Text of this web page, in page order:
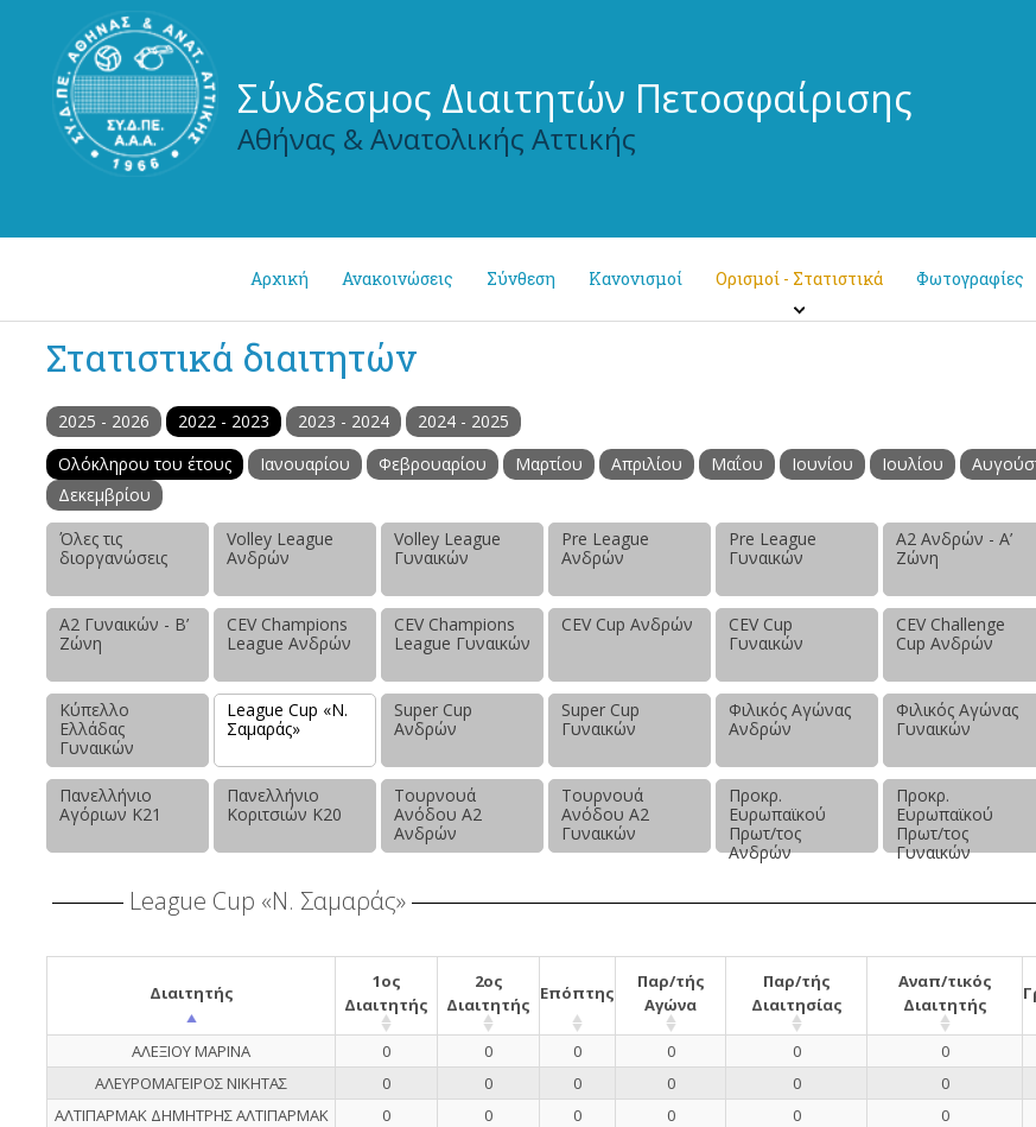
Σύνδεσμος Διαιτητών Πετοσφαίρισης
Αθήνας & Ανατολικής Αττικής
Αρχική Ανακοινώσεις Σύνθεση Κανονισμοί Ορισμοί - Στατιστικά Φωτογραφίες
Στατιστικά διαιτητών
2025 - 2026 2022 - 2023 2023 - 2024
2024 - 2025
Ολόκληρου του έτους
Ιανουαρίου Φεβρουαρίου Μαρτίου Απριλίου Μαΐου Ιουνίου Ιουλίου
Δεκεμβρίου
Όλες τις
διοργανώσεις
Volley League
Ανδρών
Volley League
Γυναικών
Pre League
Ανδρών
Pre League
Γυναικών
Α2 Ανδρών - Α’
Ζώνη
Α2 Γυναικών - Β’
Ζώνη
CEV Champions
League Ανδρών
CEV Champions
League Γυναικών
CEV Cup Ανδρών
CEV Cup
Γυναικών
CEV Challenge
Cup Ανδρών
Κύπελλο
Ελλάδας
Γυναικών
League Cup «Ν.
Σαμαράς»
Super Cup
Ανδρών
Super Cup
Γυναικών
Φιλικός Αγώνας
Ανδρών
Φιλικός Αγώνας
Γυναικών
Πανελλήνιο
Αγόριων Κ21
Πανελλήνιο
Κοριτσιών Κ20
Τουρνουά
Ανόδου Α2
Ανδρών
Τουρνουά
Ανόδου Α2
Γυναικών
Προκρ.
Ευρωπαϊκού
Πρωτ/τος
Ανδρών
Προκρ.
Ευρωπαϊκού
Πρωτ/τος
Γυναικών
League Cup «Ν. Σαμαράς»
Διαιτητής
1ος
Διαιτητής
2ος
Διαιτητής
Επόπτης
Παρ/τής
Αγώνα
Παρ/τής
Διαιτησίας
Αναπ/τικός
Διαιτητής
ΑΛΕΞΙΟΥ ΜΑΡΙΝΑ 0 0 0 0 0 0
ΑΛΕΥΡΟΜΑΓΕΙΡΟΣ ΝΙΚΗΤΑΣ
0 0 0 0 0 0
ΑΛΤΙΠΑΡΜΑΚ ΔΗΜΗΤΡΗΣ ΑΛΤΙΠΑΡΜΑΚ
0 0 0 0 0 0